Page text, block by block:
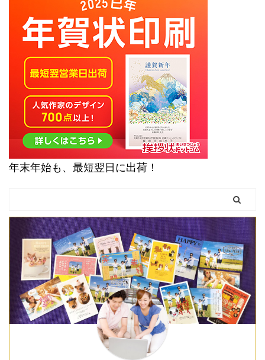
年末年始も、最短翌日に出荷！